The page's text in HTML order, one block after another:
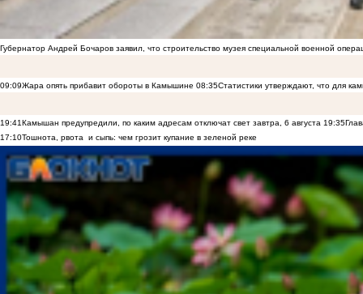
Губернатор Андрей Бочаров заявил, что строительство музея специальной военной
09:09Жара опять прибавит обороты в Камышине 08:35Статистики утверждают, что для
19:41Камышан предупредили, по каким адресам отключат свет завтра, 6 августа 19:35
17:10Тошнота, рвота и сыпь: чем грозит купание в зеленой реке